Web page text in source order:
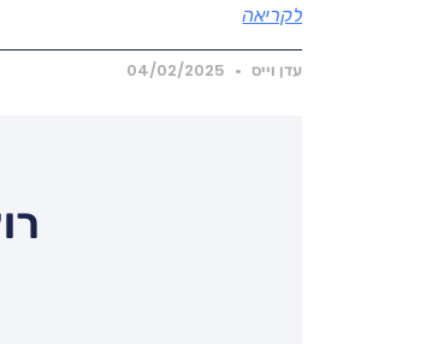
לקריאה
עדן וייס